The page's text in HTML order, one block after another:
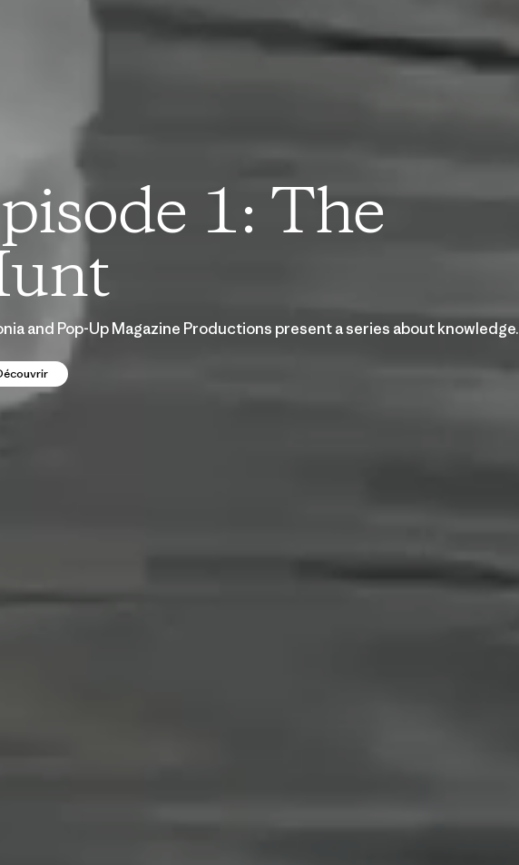
1: The
and Pop-Up Magazine Productions present a series about knowledge.